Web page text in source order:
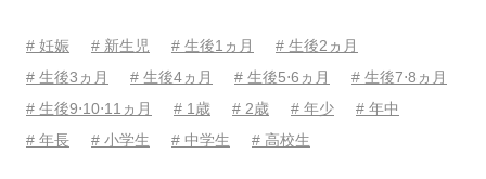
# 妊娠 # 新生児 # 生後1ヵ月
# 生後2ヵ月
# 生後3ヵ月
# 生後4ヵ月 # 生後5⋅6ヵ月
# 生後7⋅8ヵ月
# 生後9⋅10⋅11ヵ月
# 1歳 # 2歳 # 年少
# 年中
# 年長
# 小学生 # 中学生 # 高校生